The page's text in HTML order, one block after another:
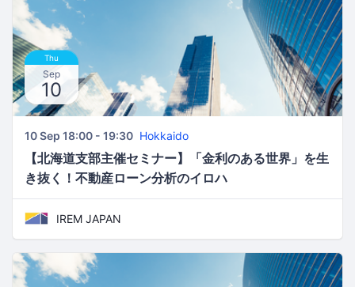
Thu
Sep
10
10 Sep 18:00 - 19:30 Hokkaido
【北海道支部主催セミナー】「金利のある世界」を生
き抜く！不動産ローン分析のイロハ
IREM JAPAN